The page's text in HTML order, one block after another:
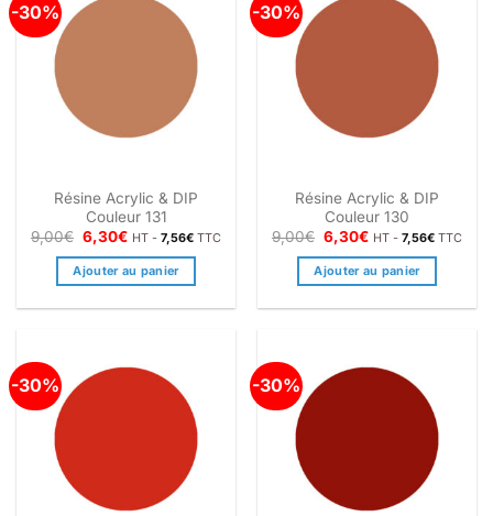
-30%
Résine Acrylic & DIP
Couleur 131
9,00€ Le
prix
initial
était :
6,30€Le
actuel
est :
HT -7,56€ TTC
Ajouter au panier
-30%
Résine Acrylic & DIP
Couleur 130
9,00€ Le
prix
initial
était :
6,30€Le
actuel
est :
HT -7,56€ TTC
Ajouter au panier
-30% -30%